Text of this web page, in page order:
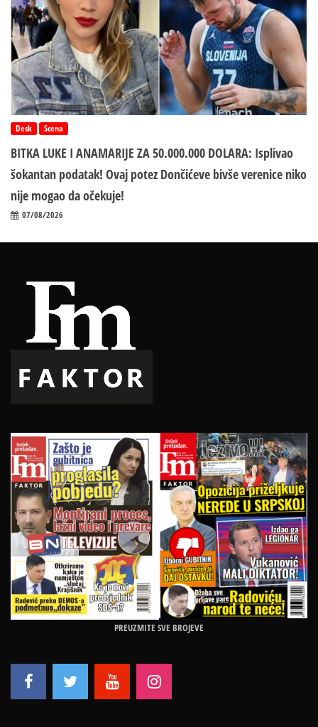
Desk Scena
BITKA LUKE I ANAMARIJE ZA 50.000.000 DOLARA: Isplivao
šokantan podatak! Ovaj potez Dončićeve bivše verenice niko
nije mogao da očekuje!
07/08/2026
PREUZMITE SVE BROJEVE